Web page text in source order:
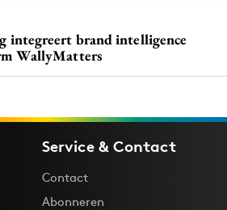
integreert brand intelligence
WallyMatters
Service & Contact
Contact
Abonneren